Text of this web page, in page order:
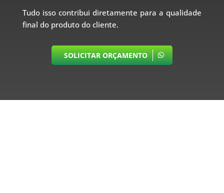
Tudo isso contribui diretamente para a qualidade
final do produto do cliente.
SOLICITAR ORÇAMENTO